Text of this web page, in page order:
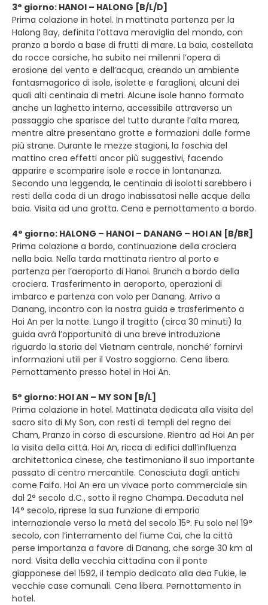
3° giorno: HANOI – HALONG [B/L/D]
Prima colazione in hotel. In mattinata partenza per la
Halong Bay, definita l’ottava meraviglia del mondo, con
pranzo a bordo a base di frutti di mare. La baia, costellata
da rocce carsiche, ha subito nei millenni l’opera di
erosione del vento e dell’acqua, creando un ambiente
fantasmagorico di isole, isolette e faraglioni, alcuni dei
quali alti centinaia di metri. Alcune isole hanno formato
anche un laghetto interno, accessibile attraverso un
passaggio che sparisce del tutto durante l’alta marea,
mentre altre presentano grotte e formazioni dalle forme
più strane. Durante le mezze stagioni, la foschia del
mattino crea effetti ancor più suggestivi, facendo
apparire e scomparire isole e rocce in lontananza.
Secondo una leggenda, le centinaia di isolotti sarebbero i
resti della coda di un drago inabissatosi nelle acque della
baia. Visita ad una grotta. Cena e pernottamento a bordo.
4° giorno: HALONG – HANOI – DANANG – HOI AN [B/BR]
Prima colazione a bordo, continuazione della crociera
nella baia. Nella tarda mattinata rientro al porto e
partenza per l’aeroporto di Hanoi. Brunch a bordo della
crociera. Trasferimento in aeroporto, operazioni di
imbarco e partenza con volo per Danang. Arrivo a
Danang, incontro con la nostra guida e trasferimento a
Hoi An per la notte. Lungo il tragitto (circa 30 minuti) la
guida avrà l’opportunità di una breve introduzione
riguardo la storia del Vietnam centrale, nonché’ fornirvi
informazioni utili per il Vostro soggiorno. Cena libera.
Pernottamento presso hotel in Hoi An.
5° giorno: HOI AN – MY SON [B/L]
Prima colazione in hotel. Mattinata dedicata alla visita del
sacro sito di My Son, con resti di templi del regno dei
Cham, Pranzo in corso di escursione. Rientro ad Hoi An per
la visita della città. Hoi An, ricca di edifici dall’influenza
architettonica cinese, che testimoniano il suo importante
passato di centro mercantile. Conosciuta dagli antichi
come Faifo. Hoi An era un vivace porto commerciale sin
dal 2° secolo d.C., sotto il regno Champa. Decaduta nel
14° secolo, riprese la sua funzione di emporio
internazionale verso la metà del secolo 15°. Fu solo nel 19°
secolo, con l’interramento del fiume Cai, che la città
perse importanza a favore di Danang, che sorge 30 km al
nord. Visita della vecchia cittadina con il ponte
giapponese del 1592, il tempio dedicato alla dea Fukie, le
vecchie case comunali. Cena libera. Pernottamento in
hotel.